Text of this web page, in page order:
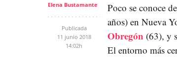
Elena Bustamante
Publicada
11 junio 2018
14:02h
Poco se conoce
años) en Nueva
Obregón (63), y
El entorno más